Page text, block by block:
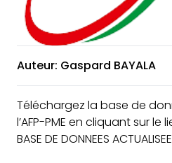
Auteur: Gaspard BAYALA
Téléchargez la base de
l’AFP-PME en cliquant sur le
BASE DE DONNEES ACTUALISEE